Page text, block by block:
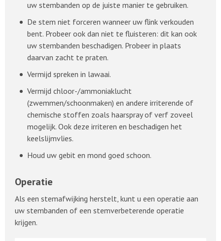
uw stembanden op de juiste manier te gebruiken.
De stem niet forceren wanneer uw flink verkouden
bent. Probeer ook dan niet te fluisteren: dit kan ook
uw stembanden beschadigen. Probeer in plaats
daarvan zacht te praten.
Vermijd spreken in lawaai.
Vermijd chloor-/ammoniaklucht
(zwemmen/schoonmaken) en andere irriterende of
chemische stoffen zoals haarspray of verf zoveel
mogelijk. Ook deze irriteren en beschadigen het
keelslijmvlies.
Houd uw gebit en mond goed schoon.
Operatie
Als een stemafwijking herstelt, kunt u een operatie aan
uw stembanden of een stemverbeterende operatie
krijgen.